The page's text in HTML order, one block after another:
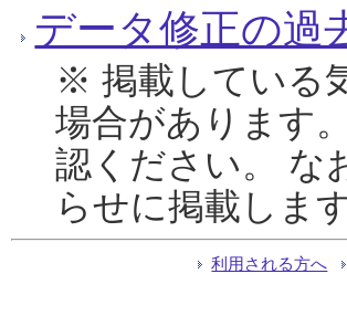
データ修正の過
※ 掲載している
場合があります
認ください。 な
らせに掲載します
利用される方へ